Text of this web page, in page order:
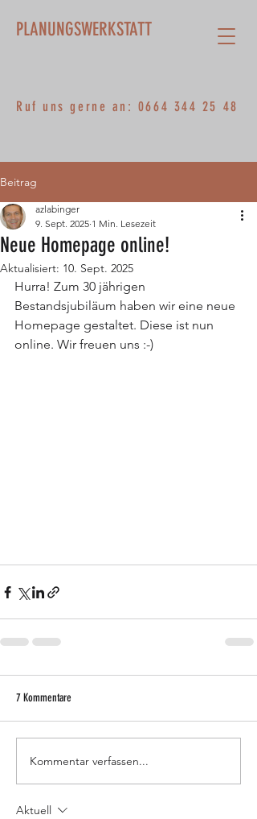
PLANUNGSWERKSTATT
Ruf uns gerne an: 0664 344 25 48
Beitrag
Neue Homepage online!
azlabinger
9. Sept. 2025 1 Min. Lesezeit
Aktualisiert: 10. Sept. 2025
Hurra! Zum 30 jährigen
Bestandsjubiläum haben wir eine neue
Homepage gestaltet. Diese ist nun
online. Wir freuen uns :-)
7 Kommentare
Kommentar verfassen...
Aktuell